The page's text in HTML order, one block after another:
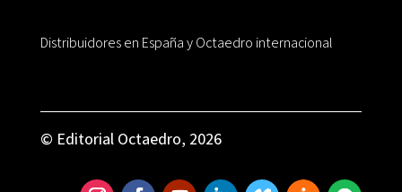
Distribuidores en España y Octaedro internacional
© Editorial Octaedro, 2026